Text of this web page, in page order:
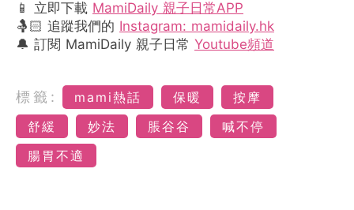
📱 立即下載 MamiDaily 親子日常APP
🤱🏻 追蹤我們的 Instagram: mamidaily.hk
🔔 訂閱 MamiDaily 親子日常 Youtube頻道
標籤: mami熱話 保暖
按摩
舒緩
妙法 脹谷谷
喊不停
腸胃不適